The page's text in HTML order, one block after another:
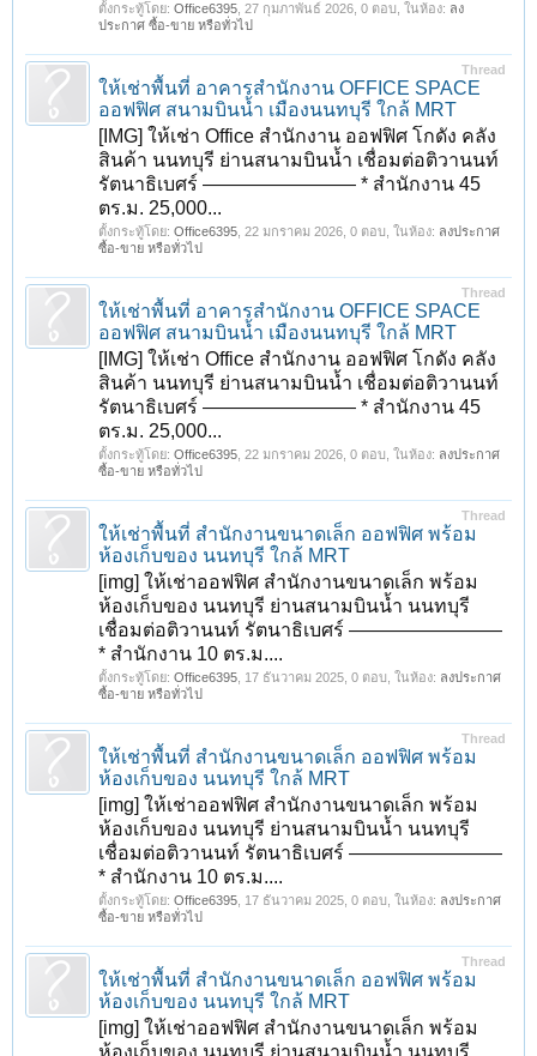
ตั้งกระทู้โดย: Office6395 27 กุมภาพันธ์ 2026 , 0 ตอบ, ในห้อง: ลง
ประกาศ ซื้อ-ขาย หรือทั่วไป
Thread
ให้เช่าพื้นที่ อาคารสำนักงาน OFFICE SPACE
ออฟฟิศ สนามบินน้ำ เมืองนนทบุรี ใกล้ MRT
[IMG] ให้เช่า Office สำนักงาน ออฟฟิศ โกดัง คลัง
สินค้า นนทบุรี ย่านสนามบินน้ำ เชื่อมต่อติวานนท์
รัตนาธิเบศร์ ———————— * สำนักงาน 45
ตร.ม. 25,000...
ตั้งกระทู้โดย: Office6395 22 มกราคม 2026 , 0 ตอบ, ในห้อง: ลงประกาศ
ซื้อ-ขาย หรือทั่วไป
Thread
ให้เช่าพื้นที่ อาคารสำนักงาน OFFICE SPACE
ออฟฟิศ สนามบินน้ำ เมืองนนทบุรี ใกล้ MRT
[IMG] ให้เช่า Office สำนักงาน ออฟฟิศ โกดัง คลัง
สินค้า นนทบุรี ย่านสนามบินน้ำ เชื่อมต่อติวานนท์
รัตนาธิเบศร์ ———————— * สำนักงาน 45
ตร.ม. 25,000...
ตั้งกระทู้โดย: Office6395 22 มกราคม 2026 , 0 ตอบ, ในห้อง: ลงประกาศ
ซื้อ-ขาย หรือทั่วไป
Thread
ให้เช่าพื้นที่ สำนักงานขนาดเล็ก ออฟฟิศ พร้อม
ห้องเก็บของ นนทบุรี ใกล้ MRT
[img] ให้เช่าออฟฟิศ สำนักงานขนาดเล็ก พร้อม
ห้องเก็บของ นนทบุรี ย่านสนามบินน้ำ นนทบุรี
เชื่อมต่อติวานนท์ รัตนาธิเบศร์ ————————
* สำนักงาน 10 ตร.ม....
ตั้งกระทู้โดย: Office6395 17 ธันวาคม 2025 , 0 ตอบ, ในห้อง: ลงประกาศ
ซื้อ-ขาย หรือทั่วไป
Thread
ให้เช่าพื้นที่ สำนักงานขนาดเล็ก ออฟฟิศ พร้อม
ห้องเก็บของ นนทบุรี ใกล้ MRT
[img] ให้เช่าออฟฟิศ สำนักงานขนาดเล็ก พร้อม
ห้องเก็บของ นนทบุรี ย่านสนามบินน้ำ นนทบุรี
เชื่อมต่อติวานนท์ รัตนาธิเบศร์ ————————
* สำนักงาน 10 ตร.ม....
ตั้งกระทู้โดย: Office6395 17 ธันวาคม 2025 , 0 ตอบ, ในห้อง: ลงประกาศ
ซื้อ-ขาย หรือทั่วไป
Thread
ให้เช่าพื้นที่ สำนักงานขนาดเล็ก ออฟฟิศ พร้อม
ห้องเก็บของ นนทบุรี ใกล้ MRT
[img] ให้เช่าออฟฟิศ สำนักงานขนาดเล็ก พร้อม
ห้องเก็บของ นนทบุรี ย่านสนามบินน้ำ นนทบุรี